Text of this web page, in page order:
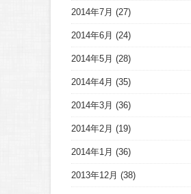
2014年7月 (27)
2014年6月 (24)
2014年5月 (28)
2014年4月 (35)
2014年3月 (36)
2014年2月 (19)
2014年1月 (36)
2013年12月 (38)